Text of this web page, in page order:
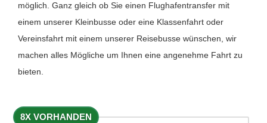
möglich. Ganz gleich ob Sie einen Flughafentransfer mit
einem unserer Kleinbusse oder eine Klassenfahrt oder
Vereinsfahrt mit einem unserer Reisebusse wünschen, wir
machen alles Mögliche um Ihnen eine angenehme Fahrt zu
bieten.
8X VORHANDEN